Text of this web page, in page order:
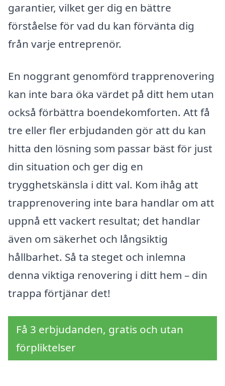
garantier, vilket ger dig en bättre
förståelse för vad du kan förvänta dig
från varje entreprenör.
En noggrant genomförd trapprenovering
kan inte bara öka värdet på ditt hem utan
också förbättra boendekomforten. Att få
tre eller fler erbjudanden gör att du kan
hitta den lösning som passar bäst för just
din situation och ger dig en
trygghetskänsla i ditt val. Kom ihåg att
trapprenovering inte bara handlar om att
uppnå ett vackert resultat; det handlar
även om säkerhet och långsiktig
hållbarhet. Så ta steget och inlemna
denna viktiga renovering i ditt hem – din
trappa förtjänar det!
Få 3 erbjudanden, gratis och utan
förpliktelser